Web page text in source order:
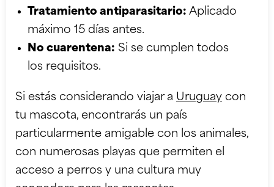
Tratamiento antiparasitario: Aplicado
máximo 15 días antes.
No cuarentena: Si se cumplen todos
los requisitos.
Si estás considerando viajar a Uruguay con
tu mascota, encontrarás un país
particularmente amigable con los animales,
con numerosas playas que permiten el
acceso a perros y una cultura muy